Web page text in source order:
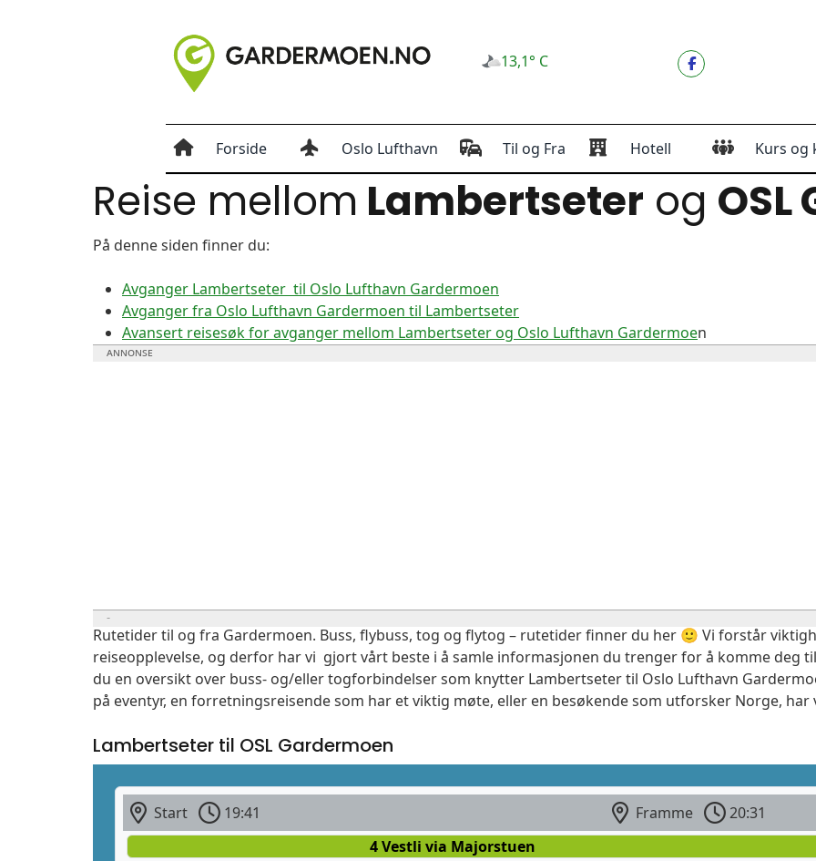
13,1° C
Forside Oslo Lufthavn Til og Fra Hotell Kurs og
Reise mellom Lambertseter og
På denne siden finner du:
Avganger Lambertseter til Oslo Lufthavn Gardermoen
Avganger fra Oslo Lufthavn Gardermoen til Lambertseter
Avansert reisesøk for avganger mellom Lambertseter og Oslo Lufthavn Gardermoen
Rutetider til og fra Gardermoen. Buss, flybuss, tog og flytog – rutetider finner du her 🙂 Vi forstår
reiseopplevelse, og derfor har vi gjort vårt beste i å samle informasjonen du trenger for å komme deg
du en oversikt over buss- og/eller togforbindelser som knytter Lambertseter til Oslo Lufthavn
på eventyr, en forretningsreisende som har et viktig møte, eller en besøkende som utforsker Norge, har
Lambertseter til OSL Gardermoen
Start 19:41 Framme
20:31
4 Vestli via Majorstuen